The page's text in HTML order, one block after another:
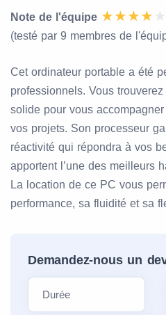
Note de l'équipe
(testé par 9 membres de
Cet ordinateur portable a été
professionnels. Vous
solide pour vous
vos projets. Son processeur
réactivité qui répondra à vos
apportent l’une des meilleurs
La location de ce PC vous
performance, sa fluidité et sa
Demandez-nous un